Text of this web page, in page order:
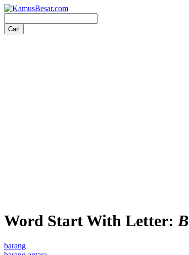
Word Start With Letter:B
barang